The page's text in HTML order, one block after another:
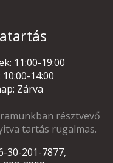
11:00-19:00
14:00
Zárva
résztvevő
tartás rugalmas.
30-201-7877,